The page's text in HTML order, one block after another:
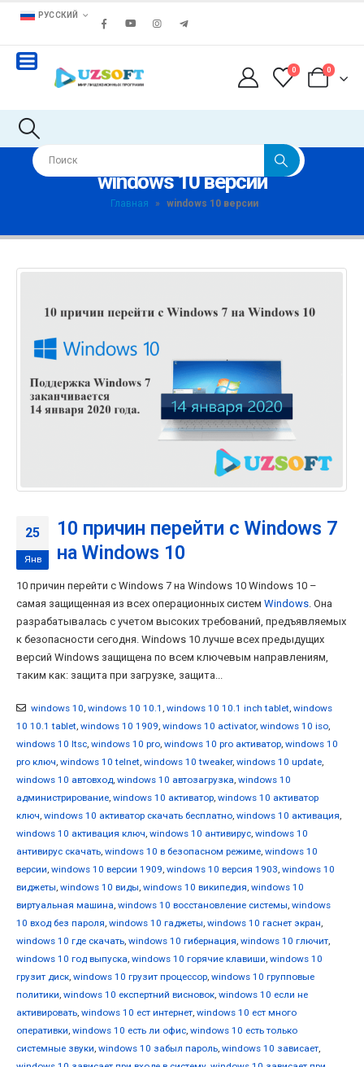
РУССКИЙ
0 0
windows 10 версии
Главная » windows 10 версии
25
Янв
10 причин перейти с Windows 7
на Windows 10
10 причин перейти с Windows 7 на Windows 10 Windows 10 –
самая защищенная из всех операционных систем Windows . Она
разрабатывалась с учетом высоких требований, предъявляемых
к безопасности сегодня. Windows 10 лучше всех предыдущих
версий Windows защищена по всем ключевым направлениям,
таким как: защита при загрузке, защита...
windows 10, windows 10 10.1 , windows 10 10.1 inch tablet, windows
10 10.1 tablet, windows 10 1909, windows 10 activator, windows 10 iso,
windows 10 ltsc, windows 10 pro, windows 10 pro активатор, windows 10
pro ключ, windows 10 telnet, windows 10 tweaker, windows 10 update,
windows 10 автовход, windows 10 автозагрузка, windows 10
администрирование, windows 10 активатор, windows 10 активатор
ключ, windows 10 активатор скачать бесплатно, windows 10 активация,
windows 10 активация ключ, windows 10 антивирус, windows 10
антивирус скачать, windows 10 в безопасном режиме, windows 10
версии, windows 10 версии 1909, windows 10 версия 1903, windows 10
виджеты, windows 10 виды, windows 10 википедия, windows 10
виртуальная машина, windows 10 восстановление системы, windows
10 вход без пароля, windows 10 гаджеты, windows 10 гаснет экран,
windows 10 где скачать, windows 10 гибернация, windows 10 глючит,
windows 10 год выпуска, windows 10 горячие клавиши, windows 10
грузит диск, windows 10 грузит процессор, windows 10 групповые
политики, windows 10 експертний висновок, windows 10 если не
активировать, windows 10 ест интернет, windows 10 ест много
оперативки, windows 10 есть ли офис, windows 10 есть только
системные звуки, windows 10 забыл пароль, windows 10 зависает,